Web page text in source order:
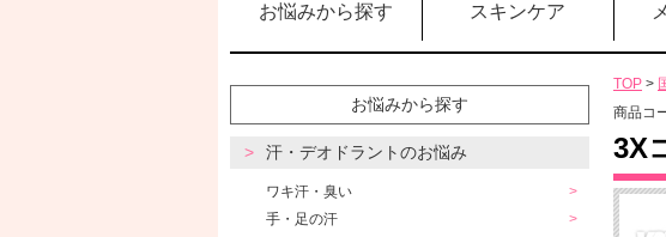
お悩みから探す スキンケア
お悩みから探す
汗・デオドラントのお悩み
ワキ汗・臭い
手・足の汗
TOP >
商品コ
3X